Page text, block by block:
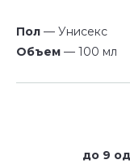
Пол
— Унисекс
Объем
— 100 мл
до 9